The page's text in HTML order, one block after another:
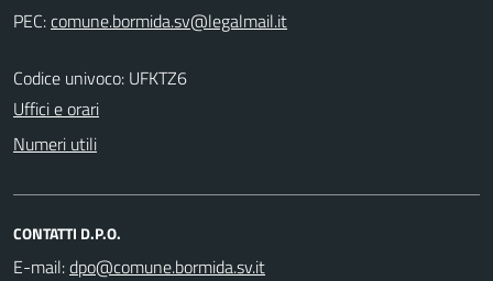
PEC:
Codice univoco: UFKTZ6
Uffici e orari
Numeri utili
CONTATTI D.P.O.
E-mail: